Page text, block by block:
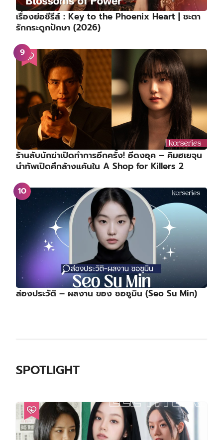
เรื่องย่อซีรีส์ : Overdo | หากวินาทีนั้นไม่พบเธอ | รัก
เกินแค้น (2026)
เรื่องย่อซีรีส์ : Key to the Phoenix Heart | ชะตา
รักกระดูกปักษา (2026)
ร้านลับนักฆ่าเปิดทำการอีกครั้ง! อีดงอุค – คิมฮเยจุน